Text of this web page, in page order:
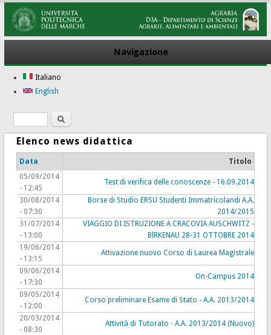
Navigazione
Italiano
English
Form di ricerca
Ricerca
Elenco news didattica
Data
Titolo
05/09/2014
- 12:45
Test di verifica delle conoscenze - 16.09.2014
30/08/2014
- 07:30
Borse di Studio ERSU Studenti Immatricolandi A.A.
2014/2015
31/07/2014
- 13:00
VIAGGIO DI ISTRUZIONE A CRACOVIA AUSCHWITZ -
BlRKENAU 28-31 OTTOBRE 2014
19/06/2014
- 13:15
Attivazione nuovo Corso di Laurea Magistrale
09/06/2014
- 17:30
On-Campus 2014
09/05/2014
- 12:00
Corso preliminare Esame di Stato - A.A. 2013/2014
20/03/2014
- 08:30
Attività di Tutorato - A.A. 2013/2014 (Nuovo)